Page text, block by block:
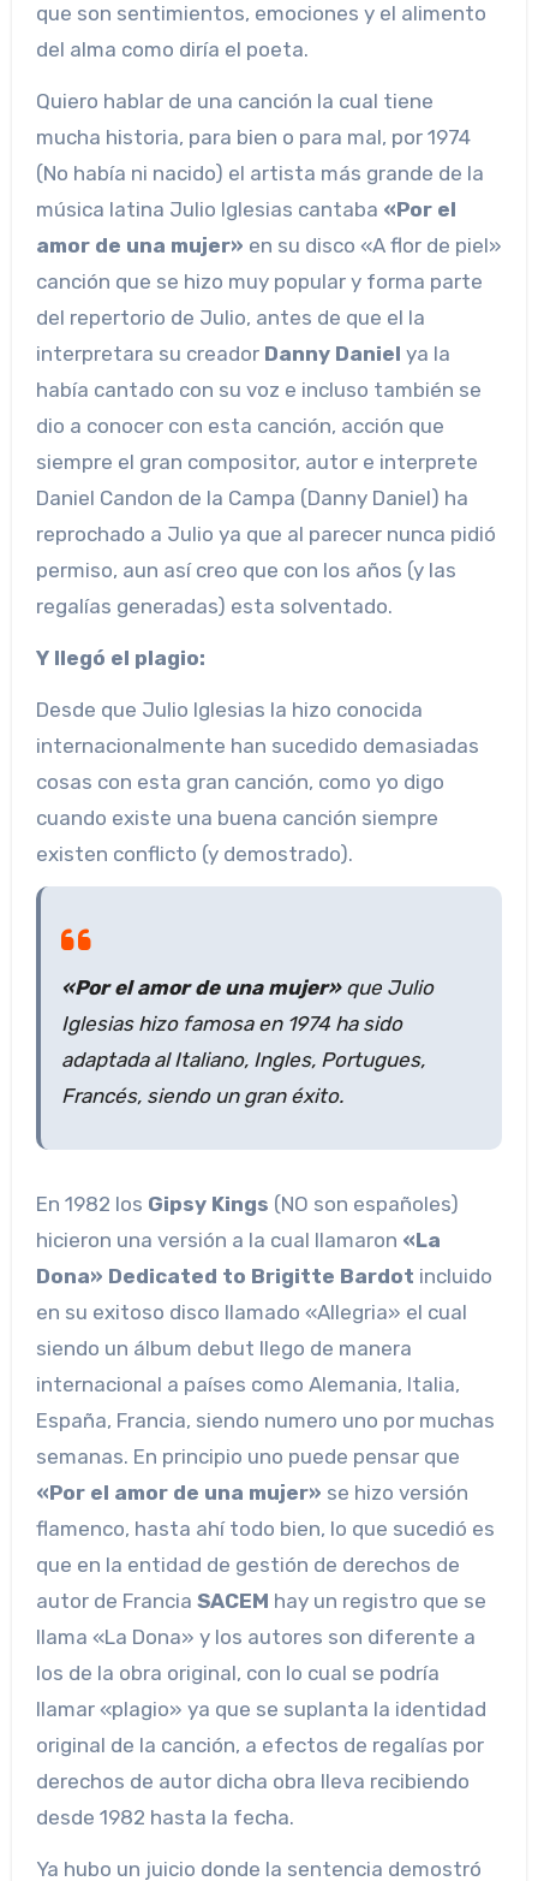
que son sentimientos, emociones y el alimento
del alma como diría el poeta.
Quiero hablar de una canción la cual tiene
mucha historia, para bien o para mal, por 1974
(No había ni nacido) el artista más grande de la
música latina Julio Iglesias cantaba «Por el
amor de una mujer» en su disco «A flor de piel»
canción que se hizo muy popular y forma parte
del repertorio de Julio, antes de que el la
interpretara su creador Danny Daniel ya la
había cantado con su voz e incluso también se
dio a conocer con esta canción, acción que
siempre el gran compositor, autor e interprete
Daniel Candon de la Campa (Danny Daniel) ha
reprochado a Julio ya que al parecer nunca pidió
permiso, aun así creo que con los años (y las
regalías generadas) esta solventado.
Y llegó el plagio:
Desde que Julio Iglesias la hizo conocida
internacionalmente han sucedido demasiadas
cosas con esta gran canción, como yo digo
cuando existe una buena canción siempre
existen conflicto (y demostrado).
«Por el amor de una mujer»que Julio
Iglesias hizo famosa en 1974 ha sido
adaptada al Italiano, Ingles, Portugues,
Francés, siendo un gran éxito.
En 1982 los Gipsy Kings (NO son españoles)
hicieron una versión a la cual llamaron «La
Dona» Dedicated to Brigitte Bardot incluido
en su exitoso disco llamado «Allegria» el cual
siendo un álbum debut llego de manera
internacional a países como Alemania, Italia,
España, Francia, siendo numero uno por muchas
semanas. En principio uno puede pensar que
«Por el amor de una mujer» se hizo versión
flamenco, hasta ahí todo bien, lo que sucedió es
que en la entidad de gestión de derechos de
autor de Francia SACEM hay un registro que se
llama «La Dona» y los autores son diferente a
los de la obra original, con lo cual se podría
llamar «plagio» ya que se suplanta la identidad
original de la canción, a efectos de regalías por
derechos de autor dicha obra lleva recibiendo
desde 1982 hasta la fecha.
Ya hubo un juicio donde la sentencia demostró